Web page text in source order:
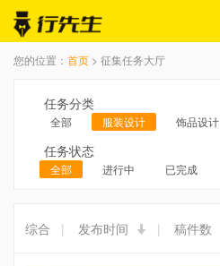
您的位置： 首页 > 征集任务大厅
任务分类
全部 服装设计 饰品设计
任务状态
全部 进行中 已完成
综合 | 发布时间 | 稿件数